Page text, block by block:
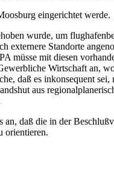
eingerichtet werde.
wurde, um
externere Standorte
müsse mit diesen
Wirtschaft an,
daß es inkonsequent
aus
daß die in der
orientieren.